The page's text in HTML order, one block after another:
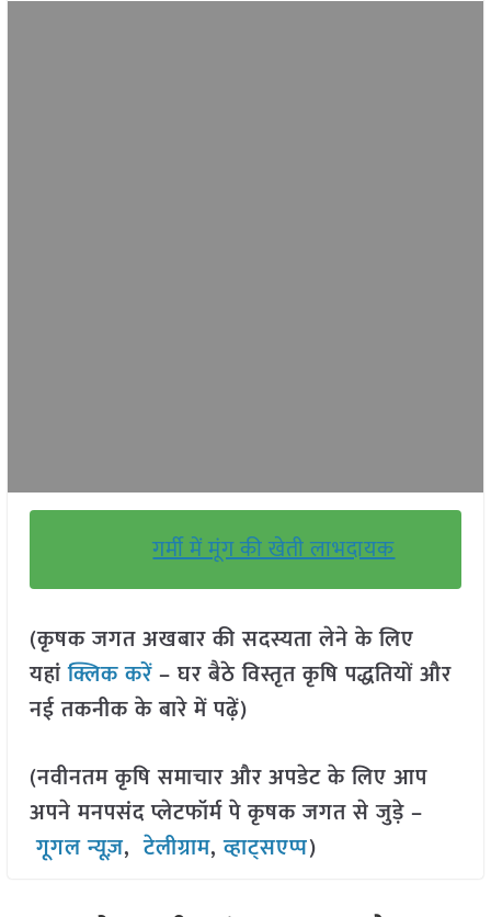
गर्मी में मूंग की खेती लाभदायक
(कृषक जगत अखबार की सदस्यता लेने के लिए
यहांक्लिक करें– घर बैठे विस्तृत कृषि पद्धतियों और
नई तकनीक के बारे में पढ़ें)
(नवीनतम कृषि समाचार और अपडेट के लिए आप
अपने मनपसंद प्लेटफॉर्म पे कृषक जगत से जुड़े –
गूगल न्यूज़,टेलीग्राम,व्हाट्सएप्प)